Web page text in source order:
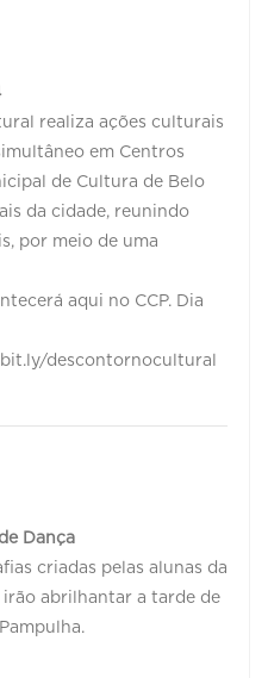
realiza ações culturais
em Centros
de Cultura de Belo
da cidade, reunindo
por meio de uma
aqui no CCP. Dia
descontornocultural
Dança
criadas pelas alunas da
abrilhantar a tarde de